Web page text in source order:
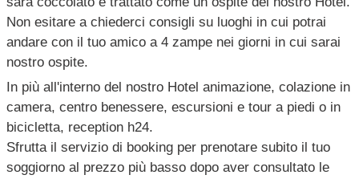
Non esitare a chiederci consigli su luoghi in cui potrai
andare con il tuo amico a 4 zampe nei giorni in cui sarai
nostro ospite.
In più all'interno del nostro Hotel animazione, colazione in
camera, centro benessere, escursioni e tour a piedi o in
bicicletta, reception h24.
Sfrutta il servizio di booking per prenotare subito il tuo
soggiorno al prezzo più basso dopo aver consultato le